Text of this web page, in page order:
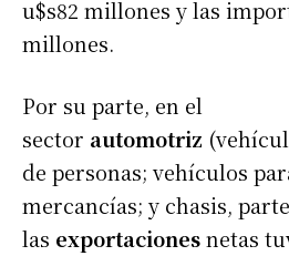
u$s82 millones y las
millones.
Por su parte, en el
sector automotriz
de personas; vehículos
mercancías; y chasis,
las exportacionesnetas